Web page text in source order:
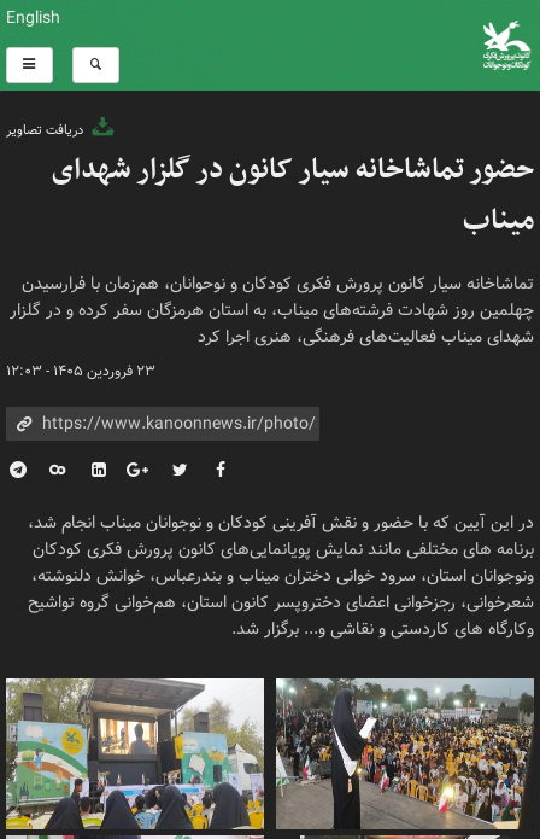
English
دریافت تصاویر
حضور تماشاخانه سیار کانون در گلزار شهدای
میناب
تماشاخانه سیار کانون پرورش فکری کودکان و نوحوانان، هم‌زمان با فرارسیدن
چهلمین روز شهادت فرشته‌های میناب، به استان هرمزگان سفر کرده و در گلزار
شهدای میناب فعالیت‌های فرهنگی، هنری اجرا کرد
۲۳ فروردین ۱۴۰۵ - ۱۲:۰۳
در این آیین که با حضور و نقش آفرینی کودکان و نوجوانان میناب انجام شد،
برنامه های مختلفی مانند نمایش پویانمایی‌های کانون پرورش فکری کودکان
ونوجوانان استان، سرود خوانی دختران میناب و بندرعباس، خوانش دلنوشته،
شعرخوانی، رجزخوانی اعضای دختروپسر کانون استان، هم‌خوانی گروه تواشیح
وکارگاه های کاردستی و نقاشی و... برگزار شد.